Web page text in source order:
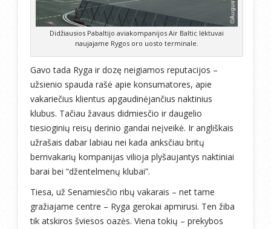
Didžiausios Pabaltijo aviakompanijos Air Baltic lėktuvai
naujajame Rygos oro uosto terminale.
Gavo tada Ryga ir dozę neigiamos reputacijos –
užsienio spauda rašė apie konsumatores, apie
vakariečius klientus apgaudinėjančius naktinius
klubus. Tačiau žavaus didmiesčio ir daugelio
tiesioginių reisų derinio gandai neįveikė. Ir angliškais
užrašais dabar labiau nei kada anksčiau britų
bernvakarių kompanijas vilioja plyšaujantys naktiniai
barai bei “džentelmenų klubai”.
Tiesa, už Senamiesčio ribų vakarais – net tame
gražiajame centre – Ryga gerokai apmirusi. Ten žiba
tik atskiros šviesos oazės. Viena tokių – prekybos